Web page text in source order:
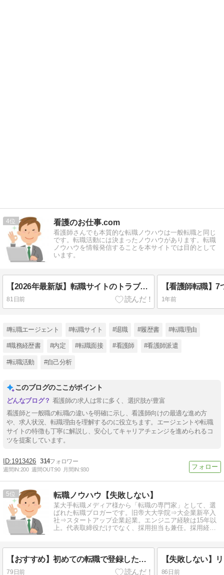
4 看護のお仕事.com
看護師さんでも本質的な転職ノウハウは一般転職と同じ
です。転職活動には決まったノウハウがあります。転職
ノウハウを情報発信することを本サイトでは目的として
います。
【2026年最新版】転職サイトのトラブルに注意！知らないと困るポイントまとめ
81日前 1年前
#転職エージェント #転職サイト #退職 #履歴書 #転職理由
#職務経歴書 #内定 #転職面接 #看護師 #看護師派遣
#転職活動 #自己分析
このブログのここがポイント
看護師の求人は常に多く、選択肢が豊富
看護師と一般職の転職の違いを明確に示し、看護師向けの最適な進め方
や、求人状況、転職理由を理解するのに役立ちます。エージェントや転職
サイトの特徴も丁寧に解説し、安心してキャリアチェンジを進められるコ
ツを提案しています。
1913426 314
週間IN:200 週間OUT:90 月間IN:930
5 転職ノウハウ【失敗しない】
某大手転職メディア様から「転職の専門家」として、選
ばれた転職ブロガーです。旧帝大大学院⇒大企業新卒入
社⇒スタートアップ企業起業。エンジニア経験は15年以
上。代表取締役だけでなく、採用担当も兼任。採用経
【おすすめ】初めての転職で登録したい転職エージェント14社を厳選
79日前 86日前